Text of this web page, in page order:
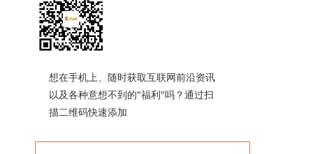
想在手机上、随时获取互联网前沿资讯
以及各种意想不到的"福利"吗？通过扫
描二维码快速添加